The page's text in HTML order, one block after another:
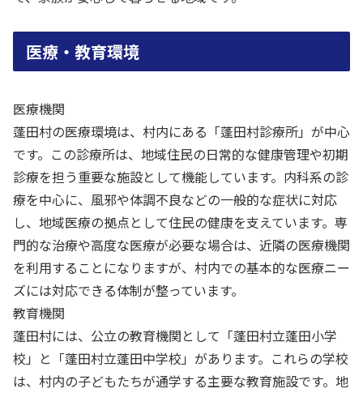
医療・教育環境
医療機関
蓬田村の医療環境は、村内にある「蓬田村診療所」が中心
です。この診療所は、地域住民の日常的な健康管理や初期
診療を担う重要な施設として機能しています。内科系の診
療を中心に、風邪や体調不良などの一般的な症状に対応
し、地域医療の拠点として住民の健康を支えています。専
門的な治療や高度な医療が必要な場合は、近隣の医療機関
を利用することになりますが、村内での基本的な医療ニー
ズには対応できる体制が整っています。
教育機関
蓬田村には、公立の教育機関として「蓬田村立蓬田小学
校」と「蓬田村立蓬田中学校」があります。これらの学校
は、村内の子どもたちが通学する主要な教育施設です。地